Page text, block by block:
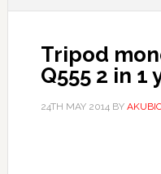
Tripod
Q555 2 in 1
24TH MAY 2014BY